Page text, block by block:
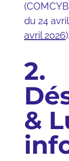
du 24
avril 2026).
2.
&